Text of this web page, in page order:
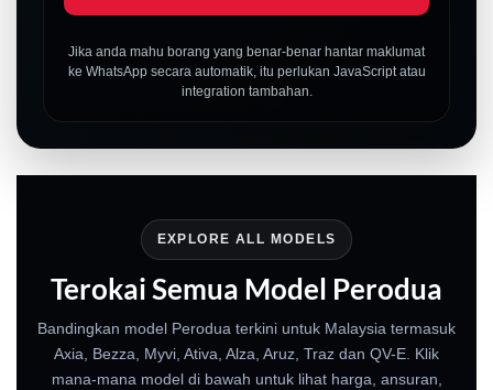
Jika anda mahu borang yang benar-benar hantar maklumat
ke WhatsApp secara automatik, itu perlukan JavaScript atau
integration tambahan.
EXPLORE ALL MODELS
Terokai Semua Model Perodua
Bandingkan model Perodua terkini untuk Malaysia termasuk
Axia, Bezza, Myvi, Ativa, Alza, Aruz, Traz dan QV-E. Klik
mana-mana model di bawah untuk lihat harga, ansuran,